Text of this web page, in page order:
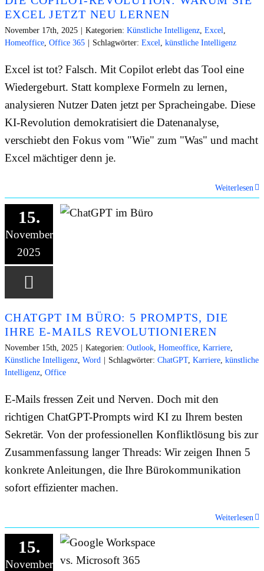
EXCEL JETZT NEU LERNEN
November 17th, 2025 Kategorien: Künstliche Intelligenz Excel
Homeoffice Office 365 Schlagwörter: Excel künstliche Intelligenz
Excel ist tot? Falsch. Mit Copilot erlebt das Tool eine
Wiedergeburt. Statt komplexe Formeln zu lernen,
analysieren Nutzer Daten jetzt per Spracheingabe. Diese
KI-Revolution demokratisiert die Datenanalyse,
verschiebt den Fokus vom "Wie" zum "Was" und macht
Excel mächtiger denn je.
Weiterlesen
15.
November
2025
CHATGPT IM BÜRO: 5 PROMPTS, DIE
IHRE E-MAILS REVOLUTIONIEREN
November 15th, 2025 Kategorien: Outlook Homeoffice Karriere
Künstliche Intelligenz Word Schlagwörter: ChatGPT, Karriere künstliche
Intelligenz Office
E-Mails fressen Zeit und Nerven. Doch mit den
richtigen ChatGPT-Prompts wird KI zu Ihrem besten
Sekretär. Von der professionellen Konfliktlösung bis zur
Zusammenfassung langer Threads: Wir zeigen Ihnen 5
konkrete Anleitungen, die Ihre Bürokommunikation
sofort effizienter machen.
Weiterlesen
15.
November